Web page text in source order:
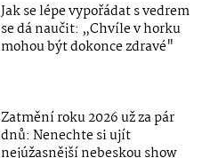
Jak se lépe vypořádat s vedrem
se dá naučit: „Chvíle v horku
mohou být dokonce zdravé"
Zatmění roku 2026 už za pár
dnů: Nenechte si ujít
nejúžasnější nebeskou show